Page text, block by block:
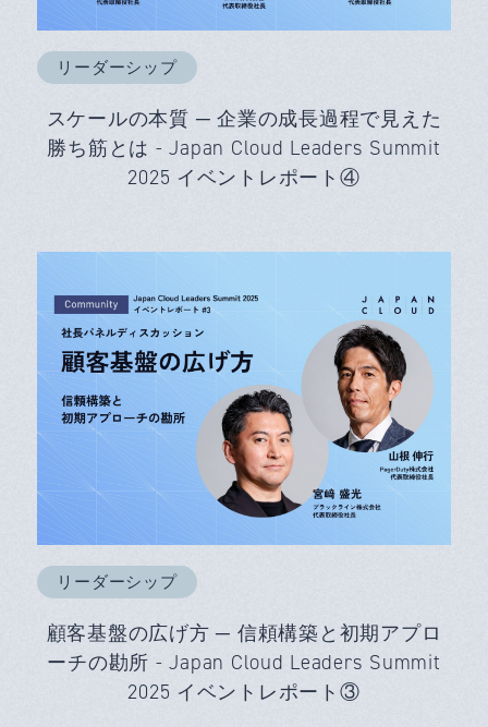
リーダーシップ
スケールの本質 ─ 企業の成長過程で見えた
勝ち筋とは - Japan Cloud Leaders Summit
2025 イベントレポート④
リーダーシップ
顧客基盤の広げ方 ─ 信頼構築と初期アプロ
ーチの勘所 - Japan Cloud Leaders Summit
2025 イベントレポート③